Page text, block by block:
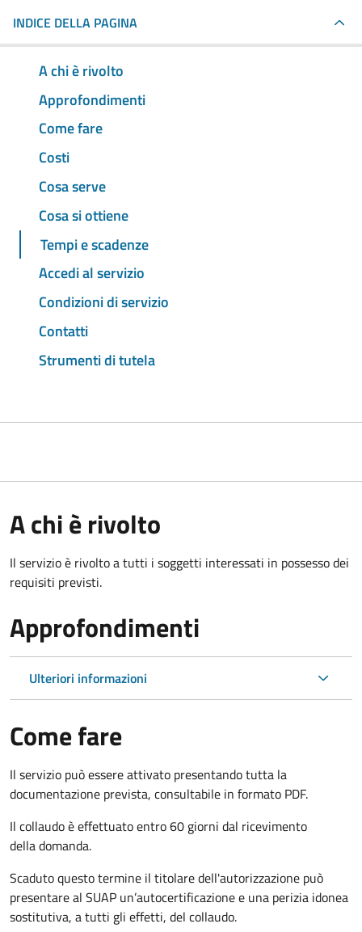
INDICE DELLA PAGINA
A chi è rivolto
Approfondimenti
Come fare
Costi
Cosa serve
Cosa si ottiene
Tempi e scadenze
Accedi al servizio
Condizioni di servizio
Contatti
Strumenti di tutela
A chi è rivolto
Il servizio è rivolto a tutti i soggetti interessati in possesso dei
requisiti previsti.
Approfondimenti
Ulteriori informazioni
Come fare
Il servizio può essere attivato presentando tutta la
documentazione prevista, consultabile in formato PDF.
Il collaudo è effettuatoentro 60 giorni dal ricevimento
della domanda.
Scaduto questo termine il titolare dell'autorizzazione può
presentare al SUAP un’autocertificazione e una perizia idonea
sostitutiva, a tutti gli effetti, del collaudo.